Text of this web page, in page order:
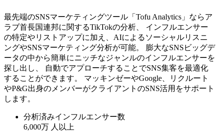
最先端のSNSマーケティングツール「Tofu Analytics」ならア
ラブ首長国連邦に関するTikTokの分析、 インフルエンサー
の特定やリストアップに加え、AIによるソーシャルリスニ
ングやSNSマーケティング分析が可能。 膨大なSNSビッグデ
ータの中から簡単にニッチなジャンルのインフルエンサーを
探し出し、 自動でアプローチすることでSNS集客を最適化
することができます。 マッキンゼーやGoogle、リクルート
やP&G出身のメンバーがクライアントのSNS活用をサポート
します。
分析済みインフルエンサー数
6,000万 人以上